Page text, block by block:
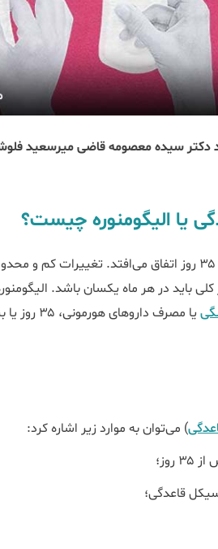
یا الیگومنوره چیست؟
معمولا هر ۲۱ تا ۳۵ روز اتفاق می‌افتد.
باید در هر ماه یکسان باشد.
یا مصرف دارو‌های هورمونی، ۳۵ روز یا بیشتر طول بکشد.
) می‌توان به موارد زیر اشاره کرد:
قاعدگی؛